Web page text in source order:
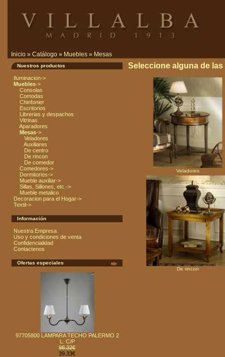
Inicio » Catálogo » Muebles » Mesas
Nuestros productos
Iluminacion->
Muebles->
Consolas
Comodas
Chinfonier
Escritorios
Librerias y despachos
Vitrinas
Aparadores
Mesas->
Veladores
Auxiliares
De centro
De rincon
De comedor
Comedores->
Dormitorios->
Mueble auxiliar->
Sillas, Sillones, etc.->
Mueble metalico
Decoracion para el Hogar->
Textil->
Información
Nuestra Empresa
Uso y condiciones de venta
Confidencialidad
Contactenos
Ofertas especiales
97705800 LAMPARA TECHO PALERMO 2
L. C/P
98.32€
39.33€
Seleccione alguna de
Veladores
De rincon